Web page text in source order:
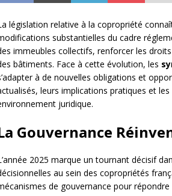
législation relative à la copropriété
substantielles du cadre
immeubles collectifs, renforcer les
bâtiments. Face à cette évolution, les
à de nouvelles obligations et
leurs implications pratiques et
juridique.
Gouvernance
2025 marque un tournant décisif
au sein des copropriétés
de gouvernance pour